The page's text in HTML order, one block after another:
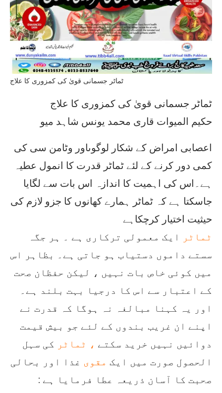
ٹماٹر جسمانی قویٰ کی کمزوری کا علاج
ٹماٹر جسمانی قویٰ کی کمزوری کا علاج
حکیم المیوات قاری محمد یونس شاہد میو
اعصابی امراض کے شکار لوگوںاور وٹامن سی کی
کمی دور کرنے کے لئے ٹماٹر قدرت کا انمول عطیہ
ہے۔اس کی اہمیت کا اندازہ اس بات سے لگایا
جاسکتا ہے کہ ٹماٹر ہمارے کھانوں کا جزو لازم کی
حیثیت اختیار کرچکاہے
ٹماٹر
ایک معمولی ترکاری ہے ۔ ہر جگہ
سستے داموں دستیاب ہو جاتی ہے۔ بظاہر اس
میں کوئی خاص بات نہیں ، لیکن حفظان صحت
کے اعتبار سے اس کا درجیا بہت بلند ہے۔
اور یہ کہنا مبالغہ نہ ہوگا کہ قدرت نے
اپنے ان غریب بندوں کے لئے جو بیش قیمت
دوائیں نہیں خرید سکتے ، ٹماٹر کی سہل
الحصول صورت میں ایک مقوی غذا اور بحالی
صحبت کا آسان ذریعہ عطا فرمایا ہے :